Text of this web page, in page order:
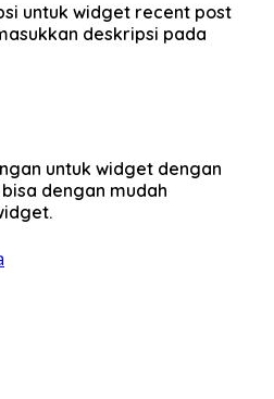
untuk widget recent post
deskripsi pada
untuk widget dengan
dengan mudah